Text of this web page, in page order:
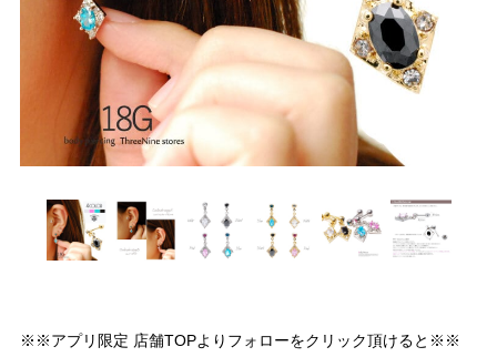
※※アプリ限定 店舗TOPよりフォローをクリック頂けると※※